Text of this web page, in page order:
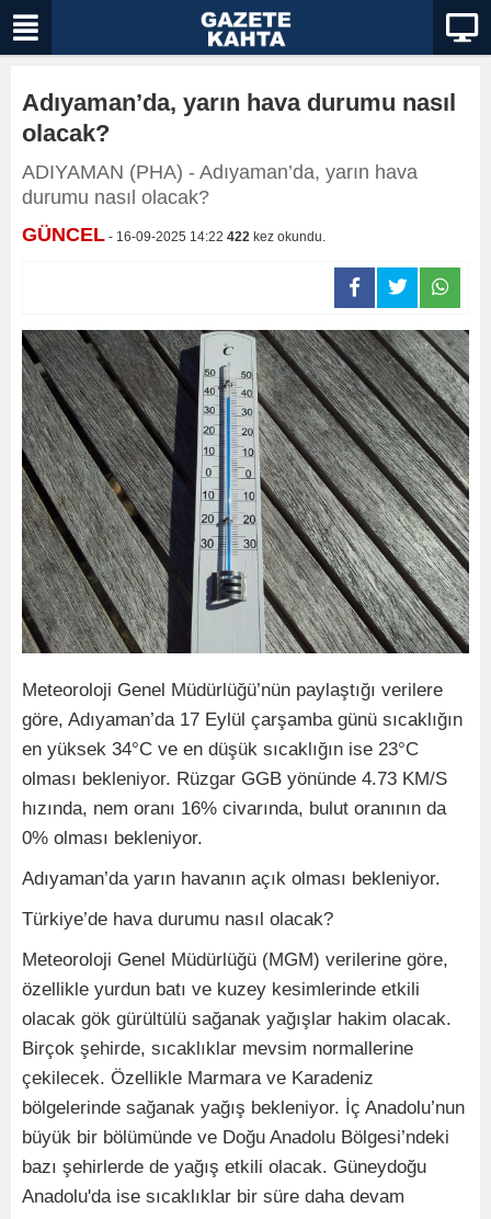
Adıyaman’da, yarın hava durumu nasıl
olacak?
ADIYAMAN (PHA) - Adıyaman’da, yarın hava
durumu nasıl olacak?
GÜNCEL - 16-09-2025 14:22 422 kez okundu.
Meteoroloji Genel Müdürlüğü’nün paylaştığı verilere
göre, Adıyaman’da 17 Eylül çarşamba günü sıcaklığın
en yüksek 34°C ve en düşük sıcaklığın ise 23°C
olması bekleniyor. Rüzgar GGB yönünde 4.73 KM/S
hızında, nem oranı 16% civarında, bulut oranının da
0% olması bekleniyor.
Adıyaman’da yarın havanın açık olması bekleniyor.
Türkiye’de hava durumu nasıl olacak?
Meteoroloji Genel Müdürlüğü (MGM) verilerine göre,
özellikle yurdun batı ve kuzey kesimlerinde etkili
olacak gök gürültülü sağanak yağışlar hakim olacak.
Birçok şehirde, sıcaklıklar mevsim normallerine
çekilecek. Özellikle Marmara ve Karadeniz
bölgelerinde sağanak yağış bekleniyor. İç Anadolu’nun
büyük bir bölümünde ve Doğu Anadolu Bölgesi’ndeki
bazı şehirlerde de yağış etkili olacak. Güneydoğu
Anadolu'da ise sıcaklıklar bir süre daha devam